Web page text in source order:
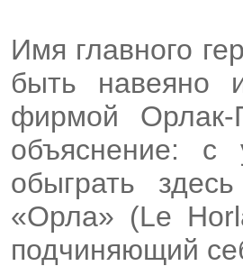
Имя главного
быть навеяно
фирмой
объяснение: с
обыграть
«Орла» (Le
подчиняющий